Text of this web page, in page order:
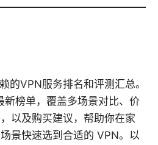
的VPN服务排名和评测汇总。
榜单，覆盖多场景对比、价
以及购买建议，帮助你在家
景快速选到合适的 VPN。以